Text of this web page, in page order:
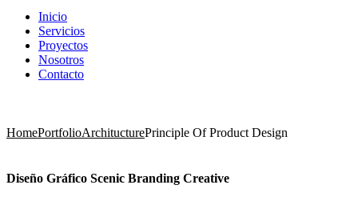
Inicio
Servicios
Proyectos
Nosotros
Contacto
HomePortfolioArchitucturePrinciple Of Product Design
Diseño Gráfico Scenic Branding Creative